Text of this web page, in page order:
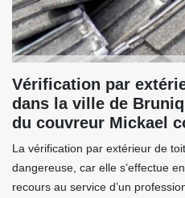
Vérification par
dans la ville de
du couvreur Mickael
La vérification par extérieur de
dangereuse, car elle s’effectue
recours au service d’un